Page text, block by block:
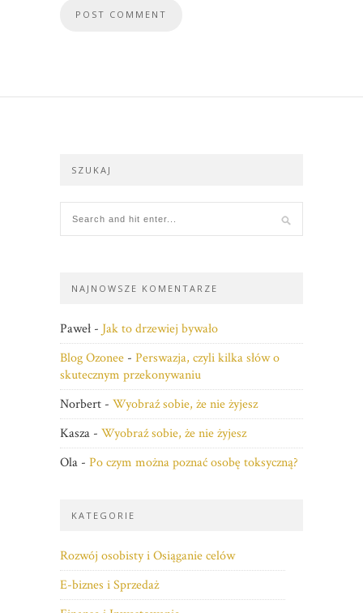
SZUKAJ
NAJNOWSZE KOMENTARZE
Paweł - Jak to drzewiej bywało
Blog Ozonee - Perswazja, czyli kilka słów o
skutecznym przekonywaniu
Norbert - Wyobraź sobie, że nie żyjesz
Kasza - Wyobraź sobie, że nie żyjesz
Ola - Po czym można poznać osobę toksyczną?
KATEGORIE
Rozwój osobisty i Osiąganie celów
E-biznes i Sprzedaż